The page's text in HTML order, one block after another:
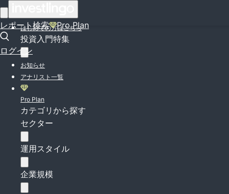
レポート検索 Pro Plan
ログイン
はじめての方はこちら
投資入門特集
お知らせ
アナリスト一覧
Pro Plan
カテゴリから探す
セクター
運用スタイル
企業規模